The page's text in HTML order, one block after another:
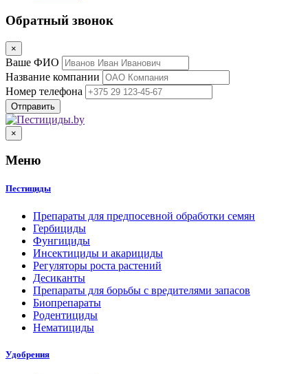
Обратный звонок
×
Ваше ФИО
Название компании
Номер телефона
×
Меню
Пестициды
Препараты для предпосевной обработки семян
Гербициды
Фунгициды
Инсектициды и акарициды
Регуляторы роста растений
Десиканты
Препараты для борьбы с вредителями запасов
Биопрепараты
Родентициды
Нематициды
Удобрения